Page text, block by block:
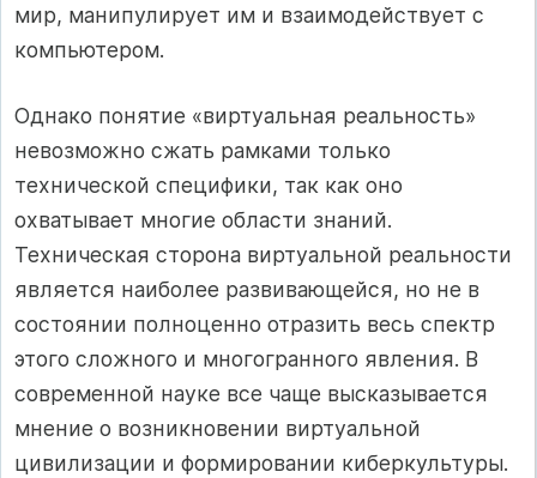
мир, манипулирует им и взаимодействует с
компьютером.
Однако понятие «виртуальная реальность»
невозможно сжать рамками только
технической специфики, так как оно
охватывает многие области знаний.
Техническая сторона виртуальной реальности
является наиболее развивающейся, но не в
состоянии полноценно отразить весь спектр
этого сложного и многогранного явления. В
современной науке все чаще высказывается
мнение о возникновении виртуальной
цивилизации и формировании киберкультуры.